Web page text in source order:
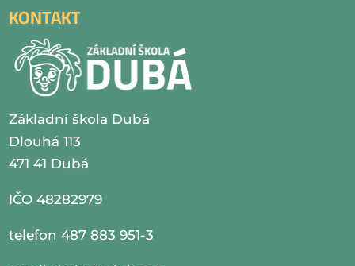
KONTAKT
Základní škola Dubá
Dlouhá 113
471 41 Dubá
IČO 48282979
telefon 487 883 951-3